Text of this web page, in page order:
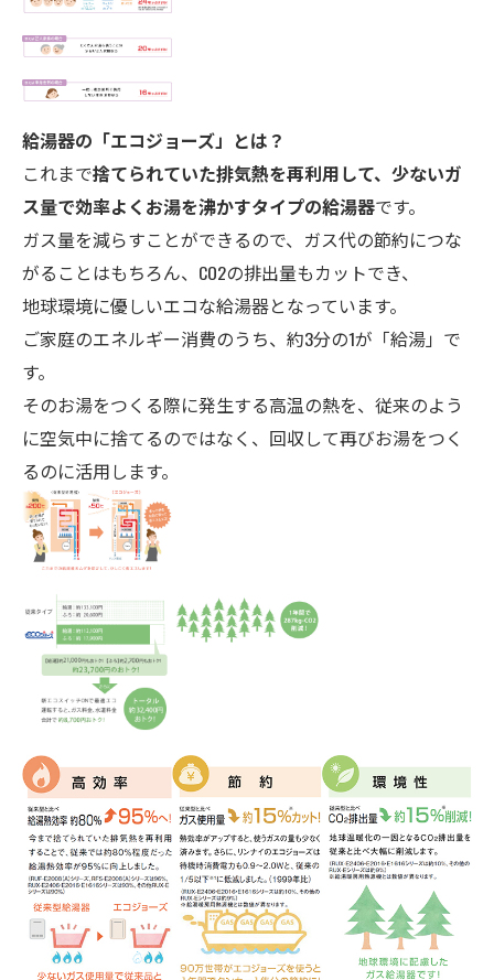
給湯器の「エコジョーズ」とは？
これまで捨てられていた排気熱を再利用して、少ないガ
ス量で効率よくお湯を沸かすタイプの給湯器です。
ガス量を減らすことができるので、ガス代の節約につな
がることはもちろん、CO2の排出量もカットでき、
地球環境に優しいエコな給湯器となっています。
ご家庭のエネルギー消費のうち、約3分の1が「給湯」で
す。
そのお湯をつくる際に発生する高温の熱を、従来のよう
に空気中に捨てるのではなく、回収して再びお湯をつく
るのに活用します。